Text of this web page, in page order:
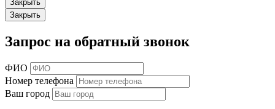
Закрыть
Закрыть
Запрос на обратный звонок
ФИО
Номер телефона
Ваш город